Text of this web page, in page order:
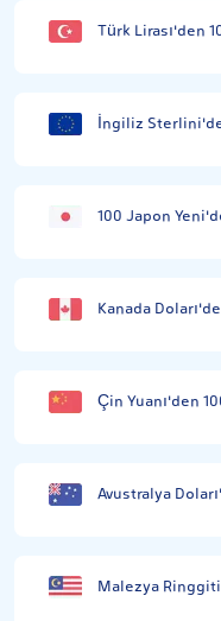
Türk Lirası'den
İngiliz
100 Japon
Kanada
Çin Yuanı'den
Avustralya
Malezya